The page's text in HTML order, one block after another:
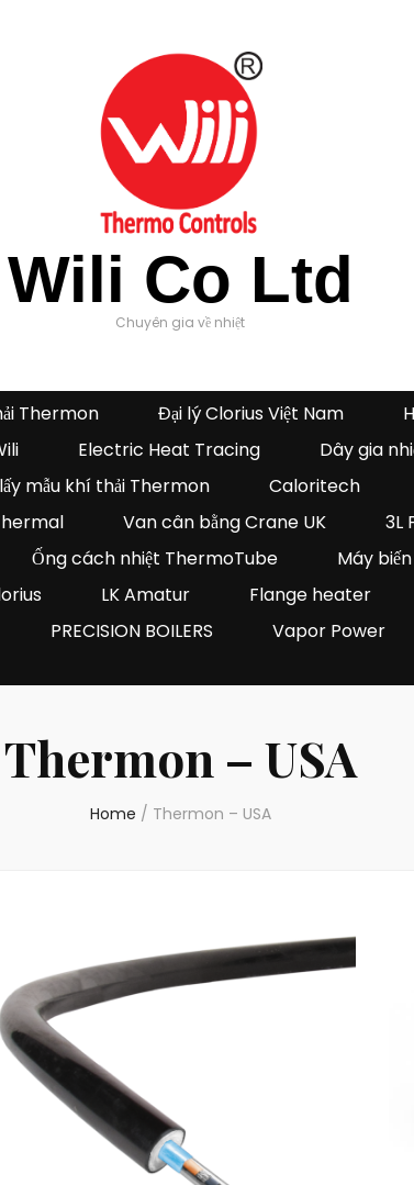
Wili Co Ltd
Chuyên gia về nhiệt
Thermon Đại lý Clorius Việt Nam
Electric Heat Tracing Dây gia
mẫu khí thải Thermon Caloritech
Van cân bằng Crane UK 3L
Ống cách nhiệt ThermoTube Máy
LK Amatur Flange heater
PRECISION BOILERS Vapor Power
Thermon – USA
Home / Thermon – USA